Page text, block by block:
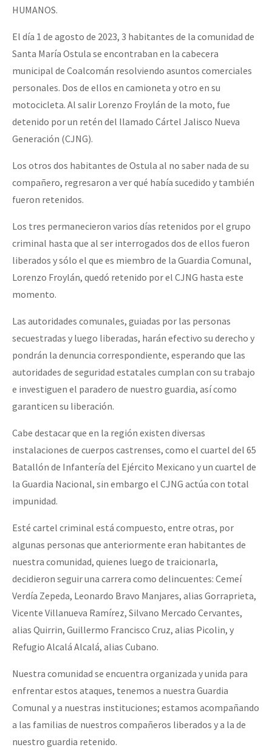
HUMANOS.
El día 1 de agosto de 2023, 3 habitantes de la comunidad de
Santa María Ostula se encontraban en la cabecera
municipal de Coalcomán resolviendo asuntos comerciales
personales. Dos de ellos en camioneta y otro en su
motocicleta. Al salir Lorenzo Froylán de la moto, fue
detenido por un retén del llamado Cártel Jalisco Nueva
Generación (CJNG).
Los otros dos habitantes de Ostula al no saber nada de su
compañero, regresaron a ver qué había sucedido y también
fueron retenidos.
Los tres permanecieron varios días retenidos por el grupo
criminal hasta que al ser interrogados dos de ellos fueron
liberados y sólo el que es miembro de la Guardia Comunal,
Lorenzo Froylán, quedó retenido por el CJNG hasta este
momento.
Las autoridades comunales, guiadas por las personas
secuestradas y luego liberadas, harán efectivo su derecho y
pondrán la denuncia correspondiente, esperando que las
autoridades de seguridad estatales cumplan con su trabajo
e investiguen el paradero de nuestro guardia, así como
garanticen su liberación.
Cabe destacar que en la región existen diversas
instalaciones de cuerpos castrenses, como el cuartel del 65
Batallón de Infantería del Ejército Mexicano y un cuartel de
la Guardia Nacional, sin embargo el CJNG actúa con total
impunidad.
Esté cartel criminal está compuesto, entre otras, por
algunas personas que anteriormente eran habitantes de
nuestra comunidad, quienes luego de traicionarla,
decidieron seguir una carrera como delincuentes: Cemeí
Verdía Zepeda, Leonardo Bravo Manjares, alias Gorraprieta,
Vicente Villanueva Ramírez, Silvano Mercado Cervantes,
alias Quirrin, Guillermo Francisco Cruz, alias Picolin, y
Refugio Alcalá Alcalá, alias Cubano.
Nuestra comunidad se encuentra organizada y unida para
enfrentar estos ataques, tenemos a nuestra Guardia
Comunal y a nuestras instituciones; estamos acompañando
a las familias de nuestros compañeros liberados y a la de
nuestro guardia retenido.